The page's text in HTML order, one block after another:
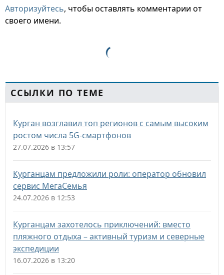
Авторизуйтесь, чтобы оставлять комментарии от
своего имени.
ССЫЛКИ ПО ТЕМЕ
Курган возглавил топ регионов с самым высоким
ростом числа 5G-смартфонов
27.07.2026 в 13:57
Курганцам предложили роли: оператор обновил
сервис МегаСемья
24.07.2026 в 12:53
Курганцам захотелось приключений: вместо
пляжного отдыха – активный туризм и северные
экспедиции
16.07.2026 в 13:20